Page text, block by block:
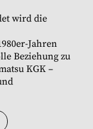
wird die
Jahren
Beziehung zu
KGK –